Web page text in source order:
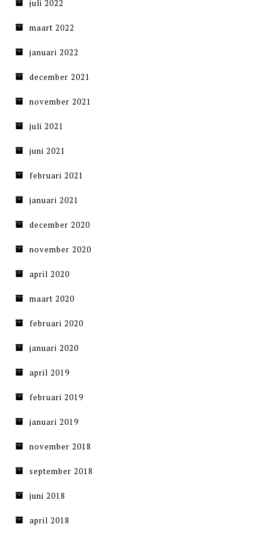
juli 2022
maart 2022
januari 2022
december 2021
november 2021
juli 2021
juni 2021
februari 2021
januari 2021
december 2020
november 2020
april 2020
maart 2020
februari 2020
januari 2020
april 2019
februari 2019
januari 2019
november 2018
september 2018
juni 2018
april 2018